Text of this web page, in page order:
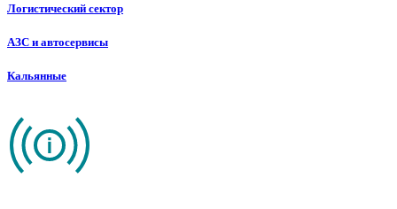
Логистический сектор
АЗС и автосервисы
Кальянные